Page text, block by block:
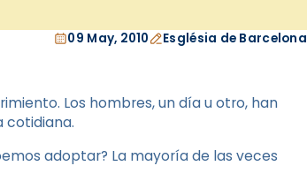
09 May, 2010 Església de Barcelona
Los hombres, un día u otro, han
cotidiana.
adoptar? La mayoría de las veces